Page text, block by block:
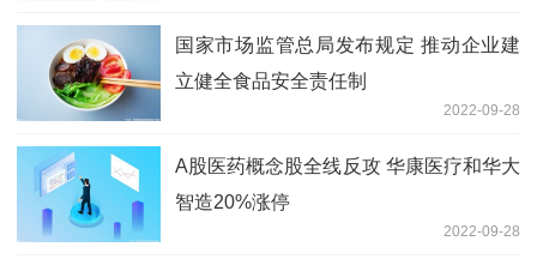
国家市场监管总局发布规定 推动企业建
立健全食品安全责任制
2022-09-28
A股医药概念股全线反攻 华康医疗和华大
智造20%涨停
2022-09-28